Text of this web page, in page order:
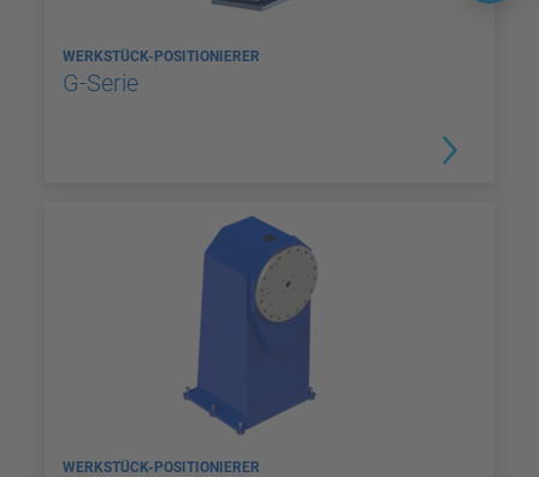
WERKSTÜCK-POSITIONIERER
G-Serie
WERKSTÜCK-POSITIONIERER